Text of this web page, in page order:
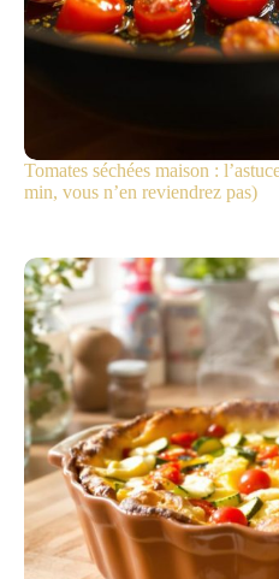
Tomates séchées maison :
min, vous n’en reviendrez pas)